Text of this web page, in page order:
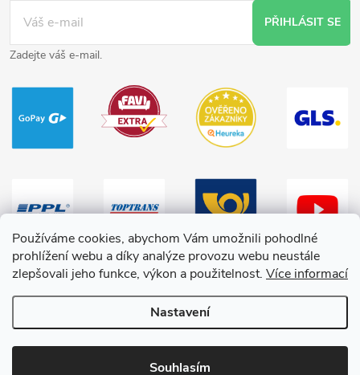
Používáme cookies, abychom Vám umožnili pohodlné
prohlížení webu a díky analýze provozu webu neustále
zlepšovali jeho funkce, výkon a použitelnost. Více informací
Nastavení
Souhlasím
PŘIHLÁSIT SE
Zadejte váš e-mail.